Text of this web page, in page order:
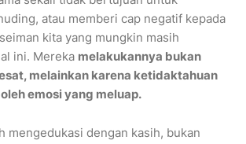
atau memberi cap negatif kepada
kita yang mungkin masih
ini. Mereka melakukannya bukan
melainkan karena ketidaktahuan
emosi yang meluap.
mengedukasi dengan kasih, bukan